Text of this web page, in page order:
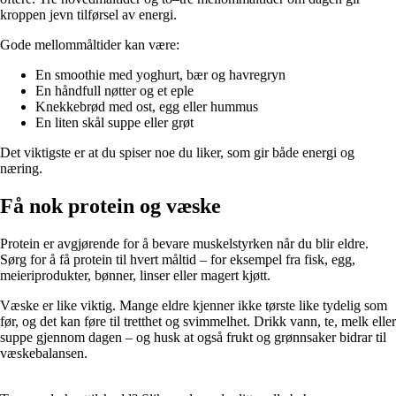
kroppen jevn tilførsel av energi.
Gode mellommåltider kan være:
En smoothie med yoghurt, bær og havregryn
En håndfull nøtter og et eple
Knekkebrød med ost, egg eller hummus
En liten skål suppe eller grøt
Det viktigste er at du spiser noe du liker, som gir både energi og
næring.
Få nok protein og væske
Protein er avgjørende for å bevare muskelstyrken når du blir eldre.
Sørg for å få protein til hvert måltid – for eksempel fra fisk, egg,
meieriprodukter, bønner, linser eller magert kjøtt.
Væske er like viktig. Mange eldre kjenner ikke tørste like tydelig som
før, og det kan føre til tretthet og svimmelhet. Drikk vann, te, melk eller
suppe gjennom dagen – og husk at også frukt og grønnsaker bidrar til
væskebalansen.